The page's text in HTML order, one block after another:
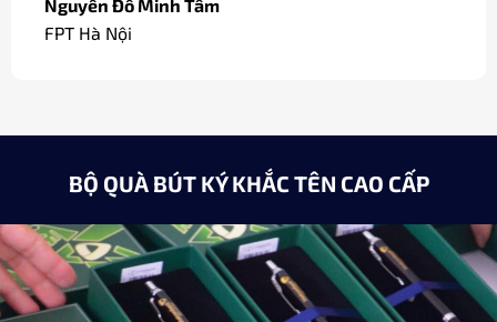
Minh Châu
BỘ QUÀ BÚT KÝ KHẮC TÊN CAO CẤP